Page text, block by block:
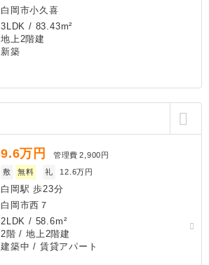
白岡市小久喜
3LDK / 83.43m²
地上2階建
新築
9.6万円 管理費 2,900円
敷
無料 礼 12.6万円
白岡駅 歩23分
白岡市西７
2LDK / 58.6m²
2階 / 地上2階建
建築中 / 賃貸アパート